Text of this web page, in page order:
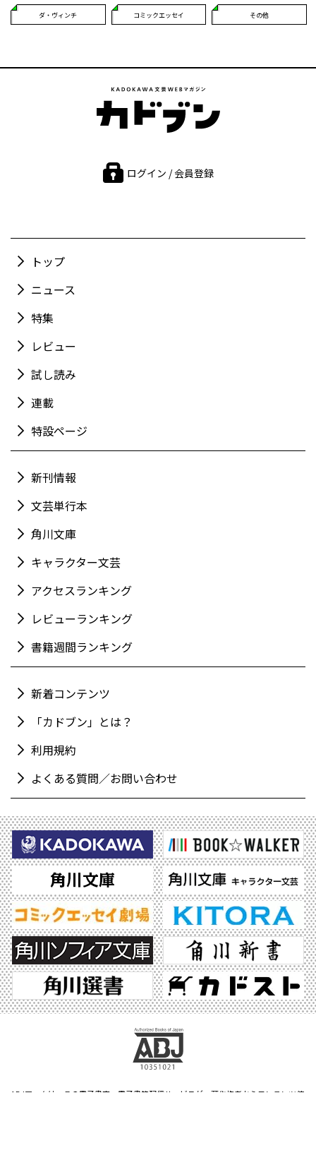
ダ・ヴィンチ コミックエッセイ その他
ログイン / 会員登録
トップ
ニュース
特集
レビュー
試し読み
連載
特設ページ
新刊情報
文芸単行本
角川文庫
キャラクター文芸
アクセスランキング
レビューランキング
書籍週間ランキング
新着コンテンツ
「カドブン」とは？
利用規約
よくある質問／お問い合わせ
ABJマークは、この電子書店・電子書籍配信サービスが、著作権者からコンテンツ使